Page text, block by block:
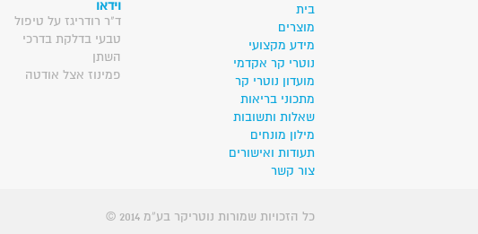
בית
מוצרים
מידע מקצועי
נוטרי קר אקדמי
מועדון נוטרי קר
מתכוני בריאות
שאלות ותשובות
מילון מונחים
תעודות ואישורים
צור קשר
וידאו
ד"ר רודריגז על טיפול
טבעי בדלקת בדרכי
השתן
פמינוז אצל אודטה
© 2014 כל הזכויות שמורות נוטריקר בע”מ